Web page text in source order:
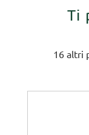
Ti
16 altri